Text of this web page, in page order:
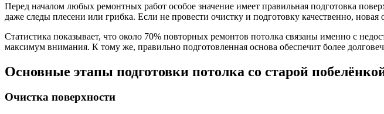
Перед началом любых ремонтных работ особое значение имеет правильная подготовка
даже следы плесени или грибка. Если не провести очистку и подготовку качественно,
Статистика показывает, что около 70% повторных ремонтов потолка связаны именно с
максимум внимания. К тому же, правильно подготовленная основа обеспечит более
Основные этапы подготовки потолка со старой
Очистка поверхности